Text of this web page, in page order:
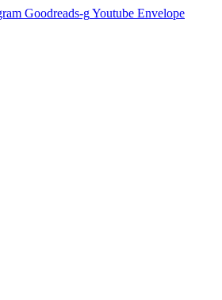
Goodreads-gYoutube Envelope